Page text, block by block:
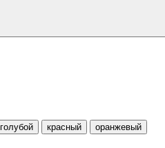
голубой красный
оранжевый